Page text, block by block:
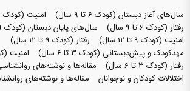
سال‌های آغاز دبستان (کودک 6 تا 9 سال)
امنیت (کودک 6 تا 9 سال)
رفتار (کودک 6 تا 9 سال)
سال‌های پایان دبستان (کودک 9 تا 12 سال)
امنیت (کودک 9 تا 12 سال)
رفتار (کودک 9 تا 12 سال)
مهدکودک و پیش‌دبستانی (کودک 3 تا 6 سال)
امنیت (کودک 3
رفتار (کودک 3 تا 6 سال)
مقاله‌ها و نوشته‌های
اختلالات کودکان و نوجوانان
مقاله‌ها و نوشته‌های